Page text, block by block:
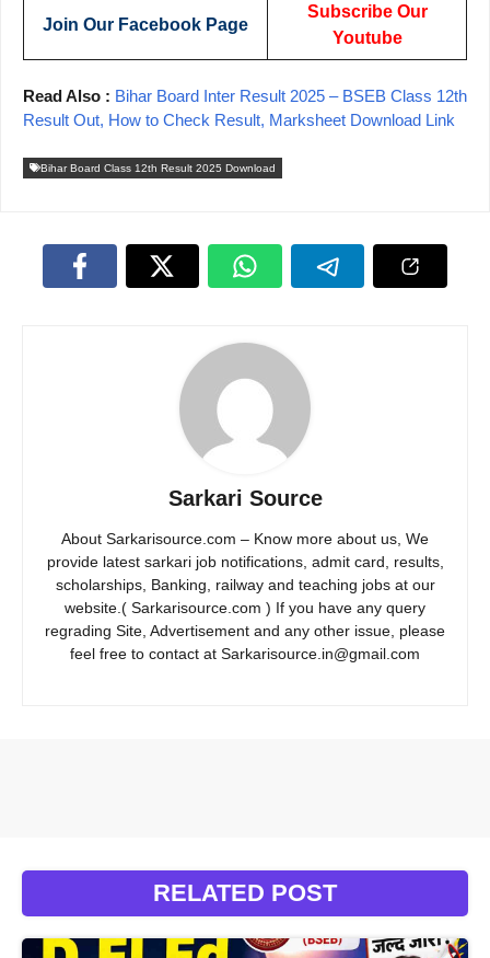
Join Our Facebook Page
Subscribe Our
Youtube
Read Also : Bihar Board Inter Result 2025 – BSEB Class 12th
Result Out, How to Check Result, Marksheet Download Link
Bihar Board Class 12th Result 2025 Download
Sarkari Source
About Sarkarisource.com – Know more about us, We
provide latest sarkari job notifications, admit card, results,
scholarships, Banking, railway and teaching jobs at our
website.( Sarkarisource.com ) If you have any query
regrading Site, Advertisement and any other issue, please
feel free to contact at Sarkarisource.in@gmail.com
RELATED POST